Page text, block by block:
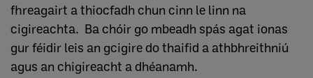
fhreagairt a thiocfadh chun cinn le linn na
cigireachta. Ba chóir go mbeadh spás agat ionas
gur féidir leis an gcigire do thaifid a athbhreithniú
agus an chigireacht a dhéanamh.